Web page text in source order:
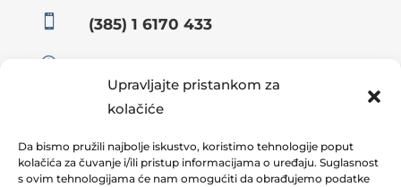
Upravljajte pristankom za
kolačiće
Da bismo pružili najbolje iskustvo, koristimo tehnologije poput
kolačića za čuvanje i/ili pristup informacijama o uređaju. Suglasnost
s ovim tehnologijama će nam omogućiti da obrađujemo podatke
 (385) 1 6170 433
}
info@omnia.hr

Adresa:
Koturaška 69